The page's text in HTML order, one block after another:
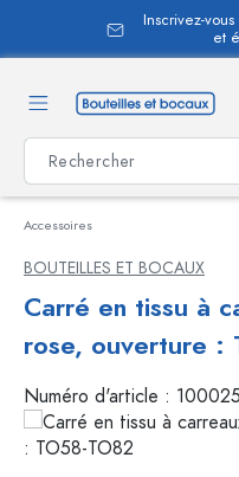
principal
Inscrivez-
et
Accessoires
BOUTEILLES ET BOCAUX
Carré en tissu à
rose, ouverture :
Numéro d'article :